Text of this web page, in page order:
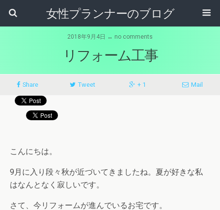
女性プランナーのブログ
2018年9月4日 ↔ no comments
リフォーム工事
Share Tweet + 1 Mail
こんにちは。
9月に入り段々秋が近づいてきましたね。夏が好きな私
はなんとなく寂しいです。
さて、今リフォームが進んでいるお宅です。